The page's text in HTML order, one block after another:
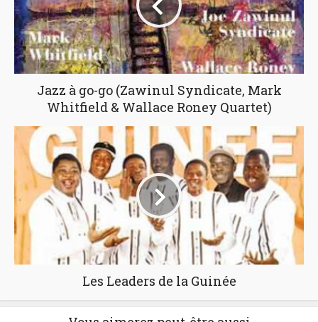
Jazz à go-go (Zawinul Syndicate, Mark
Whitfield & Wallace Roney Quartet)
Les Leaders de la Guinée